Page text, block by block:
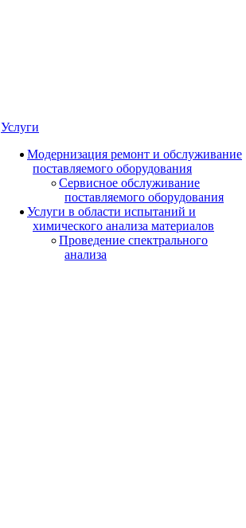
Услуги
Модернизация ремонт и обслуживание
поставляемого оборудования
Сервисное обслуживание
поставляемого оборудования
Услуги в области испытаний и
химического анализа материалов
Проведение спектрального
анализа